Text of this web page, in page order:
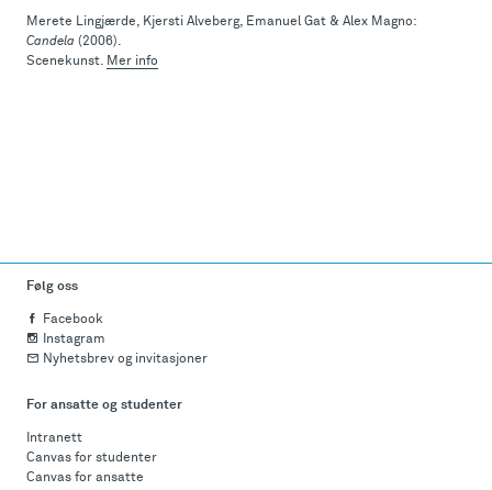
Merete Lingjærde, Kjersti Alveberg, Emanuel Gat & Alex Magno:
Candela (2006).
Scenekunst. Mer info
Følg oss
Facebook
Instagram
Nyhetsbrev og invitasjoner
For ansatte og studenter
Intranett
Canvas for studenter
Canvas for ansatte